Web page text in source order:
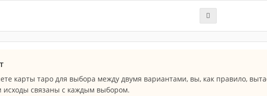
карты таро для выбора между двумя вариантами, вы, как правило,
исходы связаны с каждым выбором.